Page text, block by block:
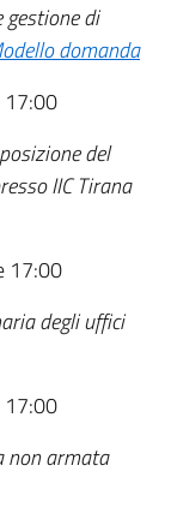
di
domanda
del
IIC Tirana
17:00
degli uffici
non armata